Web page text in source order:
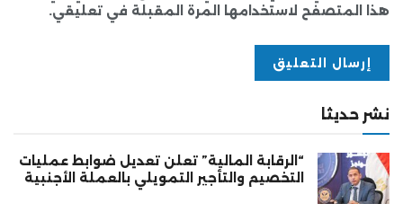
هذا المتصفح لاستخدامها المرة المقبلة في تعليقي.
نشر حديثا
“الرقابة المالية” تعلن تعديل ضوابط عمليات
التخصيم والتأجير التمويلي بالعملة الأجنبية